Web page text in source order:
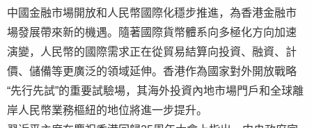
中國金融市場開放和人民幣國際化穩步推進，為香港金融市
場發展帶來新的機遇。隨著國際貨幣體系向多極化方向加速
演變，人民幣的國際需求正在從貿易結算向投資、融資、計
價、儲備等更廣泛的領域延伸。香港作為國家對外開放戰略
“先行先試”的重要試驗場，其海外投資內地市場門戶和全球離
岸人民幣業務樞紐的地位將進一步提升。